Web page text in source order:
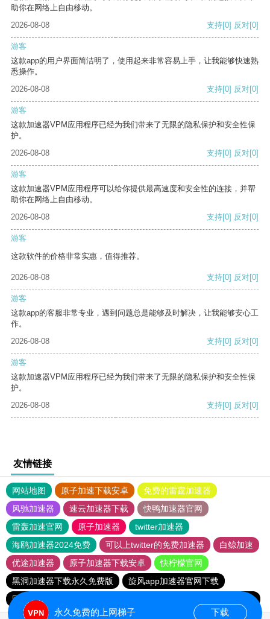
助你在网络上自由移动。
2026-08-08
支持[0] 反对[0]
游客
这款app的用户界面简洁明了，使用起来非常容易上手，让我能够快速熟
悉操作。
2026-08-08
支持[0] 反对[0]
游客
这款加速器VPM应用程序已经为我们带来了无限的隐私保护和安全性保
护。
2026-08-08
支持[0] 反对[0]
游客
这款加速器VPM应用程序可以给你提供最高速度和安全性的连接，并帮
助你在网络上自由移动。
2026-08-08
支持[0] 反对[0]
游客
这款软件的价格非常实惠，值得推荐。
2026-08-08 支持[0] 反对[0]
游客
这款app的客服非常专业，遇到问题总是能够及时解决，让我能够安心工
作。
2026-08-08
支持[0] 反对[0]
游客
这款加速器VPM应用程序已经为我们带来了无限的隐私保护和安全性保
护。
2026-08-08
支持[0] 反对[0]
友情链接
网站地图 原子加速下载安卓
免费的雷霆加速器
风驰加速器
速云加速器下载
快鸭加速器官网
雷轰加速官网
原子加速器
twitter加速器
海鸥加速器2024免费
可以上twitter的免费加速器
白鲸加速
优途加速器
原子加速器下载安卓
快柠檬官网
黑洞加速器下载永久免费版
旋风app加速器官网下载
国外vps加速免费
xfcc旋风加速
永久免费的上网梯子 下载